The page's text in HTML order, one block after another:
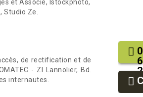
et Associé, Istockphoto,
Studio Ze.
de rectification et de
- ZI Lannolier, Bd.
internautes.